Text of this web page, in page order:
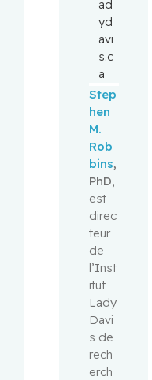
ad
yd
avi
s.c
a
Step
hen
M.
Rob
bins,
PhD
est
direc
teur
de
l’Inst
itut
Lady
Davi
s de
rech
erch